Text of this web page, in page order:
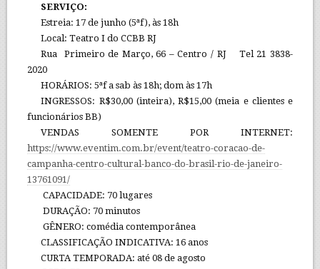
SERVIÇO:
Estreia: 17 de junho (5ªf), às 18h
Local: Teatro I do CCBB RJ
Rua Primeiro de Março, 66 – Centro / RJ Tel 21 3838-
2020
HORÁRIOS: 5ªf a sab às 18h; dom às 17h
INGRESSOS: R$30,00 (inteira), R$15,00 (meia e clientes e
funcionários BB)
VENDAS SOMENTE POR INTERNET:
https://www.eventim.com.br/event/teatro-coracao-de-
campanha-centro-cultural-banco-do-brasil-rio-de-janeiro-
13761091/
CAPACIDADE: 70 lugares
DURAÇÃO: 70 minutos
GÊNERO: comédia contemporânea
CLASSIFICAÇÃO INDICATIVA: 16 anos
CURTA TEMPORADA: até 08 de agosto